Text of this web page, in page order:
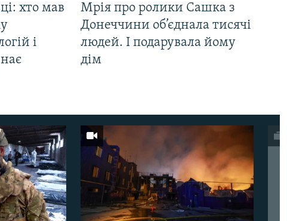
хто мав
і
Мрія про ролики Сашка з
Донеччини об’єднала тисячі
людей. І подарувала йому
дім